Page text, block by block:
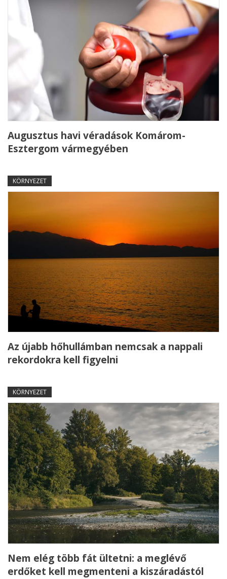
Augusztus havi véradások Komárom-
Esztergom vármegyében
KÖRNYEZET
Az újabb hőhullámban nemcsak a nappali
rekordokra kell figyelni
KÖRNYEZET
Nem elég több fát ültetni: a meglévő
erdőket kell megmenteni a kiszáradástól